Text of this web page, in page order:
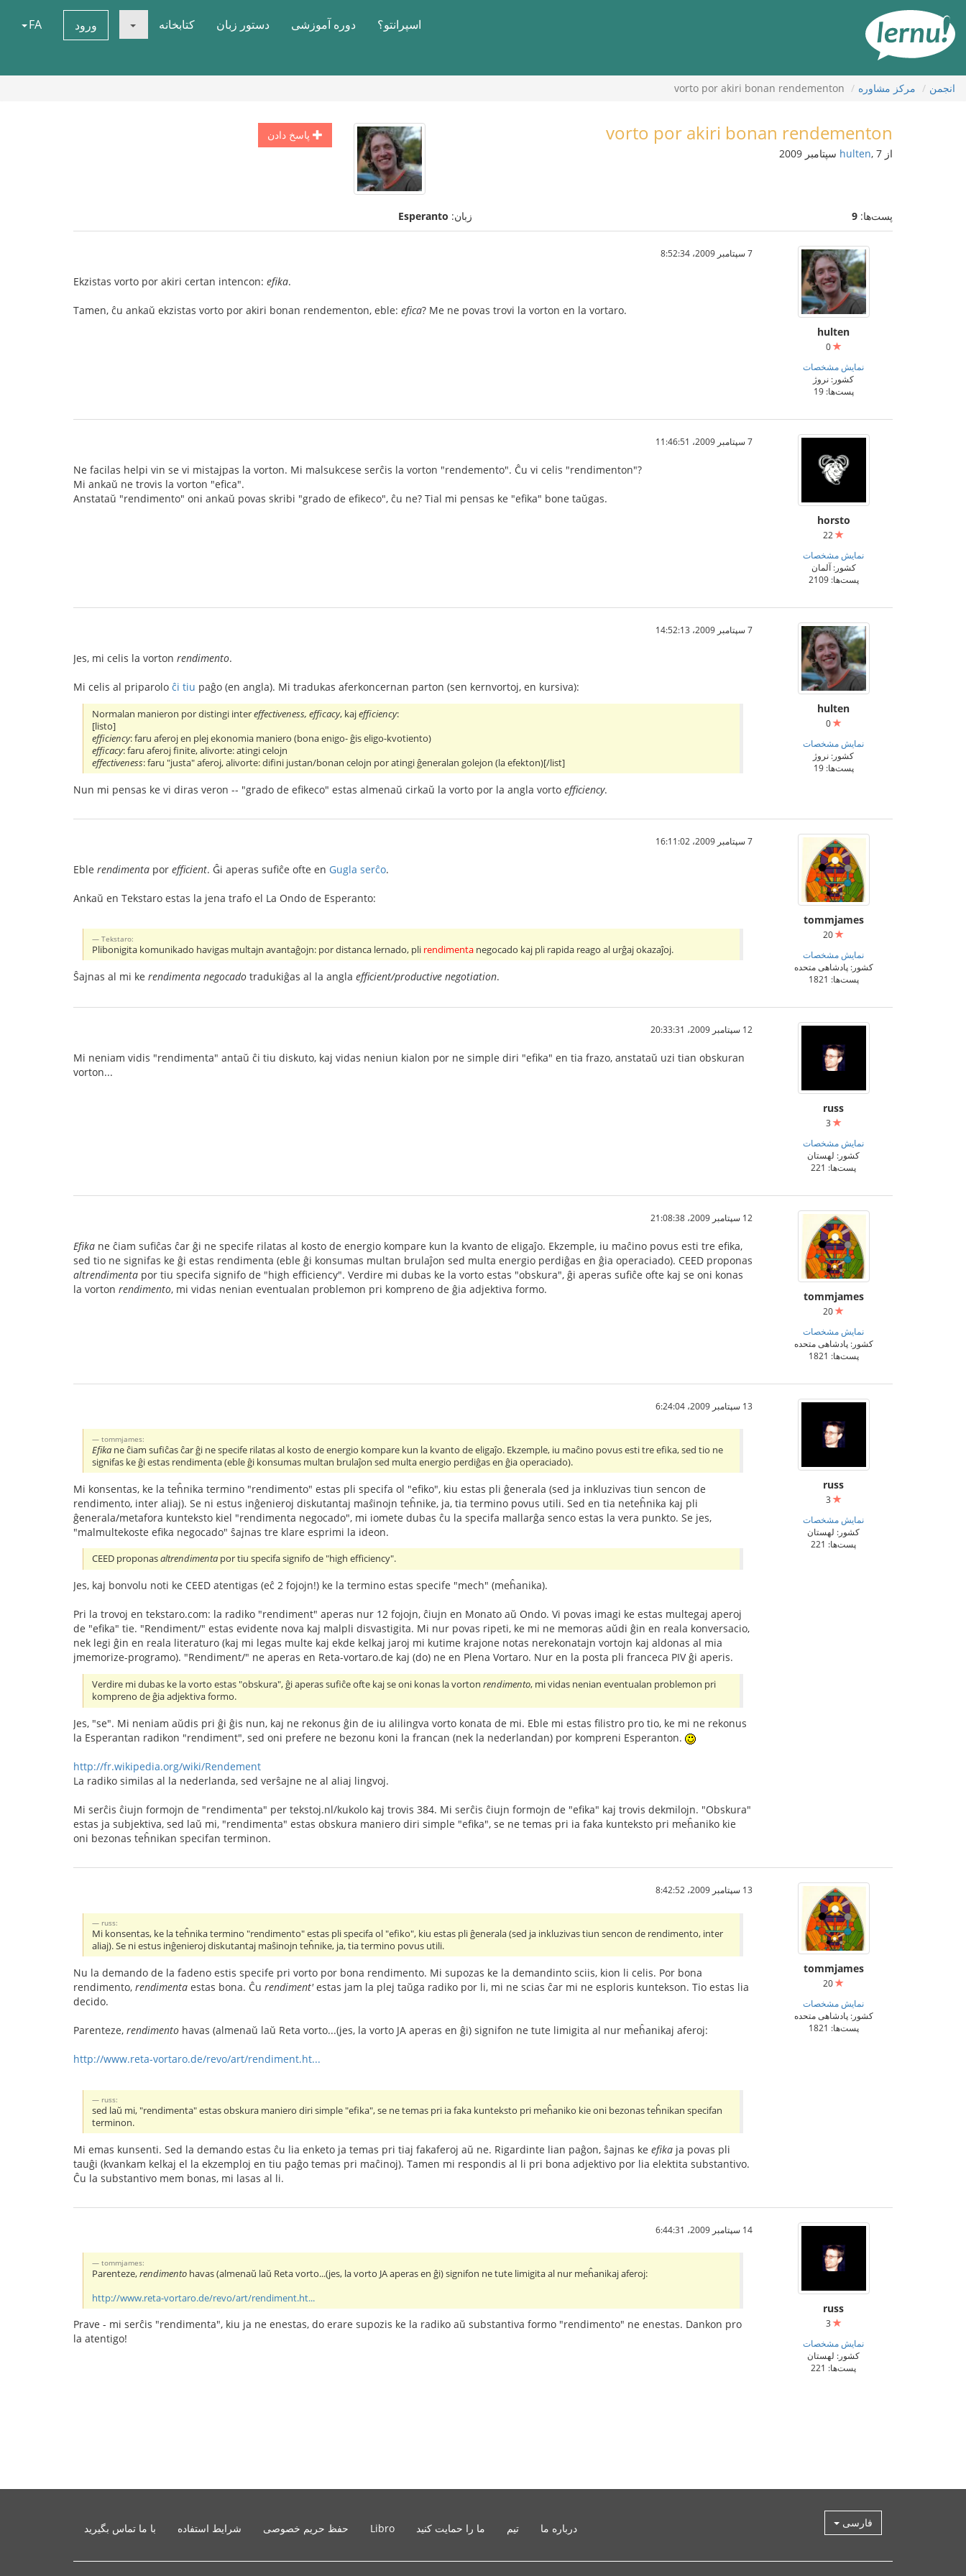
محتوا
اسپرانتو؟ دوره آموزشی دستور زبان کتابخانه ورود FA
انجمن مركز مشاوره vorto por akiri bonan rendementon
پاسخ دادن vorto por akiri bonan rendementon
از hulten, 7 سپتامبر 2009
پست‌ها: 9 زبان: Esperanto
hulten
0
نمایش مشخصات
کشور: نروژ
پست‌ها: 19
7 سپتامبر 2009،‏ 8:52:34
Ekzistas vorto por akiri certan intencon: efika.
Tamen, ĉu ankaŭ ekzistas vorto por akiri bonan rendementon, eble: efica? Me ne povas trovi la vorton en la vortaro.
horsto
نمایش مشخصات
کشور: آلمان
پست‌ها: 2109
7 سپتامبر 2009،‏ 11:46:51
Ne facilas helpi vin se vi mistajpas la vorton. Mi malsukcese serĉis la vorton "rendemento". Ĉu vi celis "rendimenton"?
Mi ankaŭ ne trovis la vorton "efica".
Anstataŭ "rendimento" oni ankaŭ povas skribi "grado de efikeco", ĉu ne? Tial mi pensas ke "efika" bone taŭgas.
hulten
0
نمایش مشخصات
کشور: نروژ
پست‌ها: 19
7 سپتامبر 2009،‏ 14:52:13
Jes, mi celis la vorton rendimento.
Mi celis al priparolo ĉi tiu paĝo (en angla). Mi tradukas aferkoncernan parton (sen kernvortoj, en kursiva):
Normalan manieron por distingi intereffectiveness, efficacy, kajefficiency:
[listo]
efficiency: faru aferoj en plej ekonomia maniero (bona enigo- ĝis eligo-kvotiento)
efficacy: faru aferoj finite, alivorte: atingi celojn
effectiveness: faru "justa" aferoj, alivorte: difini justan/bonan celojn por atingi ĝeneralan golejon (la efekton)[/list]
Nun mi pensas ke vi diras veron -- "grado de efikeco" estas almenaŭ cirkaŭ la vorto por la angla vorto efficiency.
tommjames
نمایش مشخصات
کشور: پادشاهی متحده
پست‌ها: 1821
7 سپتامبر 2009،‏ 16:11:02
Eble rendimenta por efficient. Ĝi aperas sufiĉe ofte en Gugla serĉo.
Ankaŭ en Tekstaro estas la jena trafo el La Ondo de Esperanto:
Tekstaro:
Plibonigita komunikado havigas multajn avantaĝojn: por distanca lernado, pli rendimenta negocado kaj pli rapida reago al urĝaj okazaĵoj.
Ŝajnas al mi ke rendimenta negocado tradukiĝas al la angla efficient/productive negotiation.
russ
نمایش مشخصات
کشور: لهستان
پست‌ها: 221
12 سپتامبر 2009،‏ 20:33:31
Mi neniam vidis "rendimenta" antaŭ ĉi tiu diskuto, kaj vidas neniun kialon por ne simple diri "efika" en tia frazo, anstataŭ uzi tian obskuran
vorton...
tommjames
نمایش مشخصات
کشور: پادشاهی متحده
پست‌ها: 1821
12 سپتامبر 2009،‏ 21:08:38
Efika ne ĉiam sufiĉas ĉar ĝi ne specife rilatas al kosto de energio kompare kun la kvanto de eligaĵo. Ekzemple, iu maĉino povus esti tre efika,
sed tio ne signifas ke ĝi estas rendimenta (eble ĝi konsumas multan brulaĵon sed multa energio perdiĝas en ĝia operaciado). CEED proponas
altrendimenta por tiu specifa signifo de "high efficiency". Verdire mi dubas ke la vorto estas "obskura", ĝi aperas sufiĉe ofte kaj se oni konas
la vorton rendimento, mi vidas nenian eventualan problemon pri kompreno de ĝia adjektiva formo.
russ
نمایش مشخصات
کشور: لهستان
پست‌ها: 221
13 سپتامبر 2009،‏ 6:24:04
tommjames:
Efika ne ĉiam sufiĉas ĉar ĝi ne specife rilatas al kosto de energio kompare kun la kvanto de eligaĵo. Ekzemple, iu maĉino povus esti tre efika, sed tio ne
signifas ke ĝi estas rendimenta (eble ĝi konsumas multan brulaĵon sed multa energio perdiĝas en ĝia operaciado).
Mi konsentas, ke la teĥnika termino "rendimento" estas pli specifa ol "efiko", kiu estas pli ĝenerala (sed ja inkluzivas tiun sencon de
rendimento, inter aliaj). Se ni estus inĝenieroj diskutantaj maŝinojn teĥnike, ja, tia termino povus utili. Sed en tia neteĥnika kaj pli
ĝenerala/metafora kunteksto kiel "rendimenta negocado", mi iomete dubas ĉu la specifa mallarĝa senco estas la vera punkto. Se jes,
"malmultekoste efika negocado" ŝajnas tre klare esprimi la ideon.
CEED proponasaltrendimenta por tiu specifa signifo de "high efficiency".
Jes, kaj bonvolu noti ke CEED atentigas (eĉ 2 fojojn!) ke la termino estas specife "mech" (meĥanika).
Pri la trovoj en tekstaro.com: la radiko "rendiment" aperas nur 12 fojojn, ĉiujn en Monato aŭ Ondo. Vi povas imagi ke estas multegaj aperoj
de "efika" tie. "Rendiment/" estas evidente nova kaj malpli disvastigita. Mi nur povas ripeti, ke mi ne memoras aŭdi ĝin en reala konversacio,
nek legi ĝin en reala literaturo (kaj mi legas multe kaj ekde kelkaj jaroj mi kutime krajone notas nerekonatajn vortojn kaj aldonas al mia
jmemorize-programo). "Rendiment/" ne aperas en Reta-vortaro.de kaj (do) ne en Plena Vortaro. Nur en la posta pli franceca PIV ĝi aperis.
Verdire mi dubas ke la vorto estas "obskura", ĝi aperas sufiĉe ofte kaj se oni konas la vortonrendimento, mi vidas nenian eventualan problemon pri
kompreno de ĝia adjektiva formo.
Jes, "se". Mi neniam aŭdis pri ĝi ĝis nun, kaj ne rekonus ĝin de iu alilingva vorto konata de mi. Eble mi estas filistro pro tio, ke mi ne rekonus
la Esperantan radikon "rendiment", sed oni prefere ne bezonu koni la francan (nek la nederlandan) por kompreni Esperanton.
http://fr.wikipedia.org/wiki/Rendement
La radiko similas al la nederlanda, sed verŝajne ne al aliaj lingvoj.
Mi serĉis ĉiujn formojn de "rendimenta" per tekstoj.nl/kukolo kaj trovis 384. Mi serĉis ĉiujn formojn de "efika" kaj trovis dekmilojn. "Obskura"
estas ja subjektiva, sed laŭ mi, "rendimenta" estas obskura maniero diri simple "efika", se ne temas pri ia faka kunteksto pri meĥaniko kie
oni bezonas teĥnikan specifan terminon.
tommjames
نمایش مشخصات
کشور: پادشاهی متحده
پست‌ها: 1821
13 سپتامبر 2009،‏ 8:42:52
russ:
Mi konsentas, ke la teĥnika termino "rendimento" estas pli specifa ol "efiko", kiu estas pli ĝenerala (sed ja inkluzivas tiun sencon de rendimento, inter
aliaj). Se ni estus inĝenieroj diskutantaj maŝinojn teĥnike, ja, tia termino povus utili.
Nu la demando de la fadeno estis specife pri vorto por bona rendimento. Mi supozas ke la demandinto sciis, kion li celis. Por bona
rendimento, rendimenta estas bona. Ĉu rendiment'estas jam la plej taŭga radiko por li, mi ne scias ĉar mi ne esploris kuntekson. Tio estas lia
decido.
Parenteze, rendimento havas (almenaŭ laŭ Reta vorto...(jes, la vorto JA aperas en ĝi) signifon ne tute limigita al nur meĥanikaj aferoj:
http://www.reta-vortaro.de/revo/art/rendiment.ht...
russ:
sed laŭ mi, "rendimenta" estas obskura maniero diri simple "efika", se ne temas pri ia faka kunteksto pri meĥaniko kie oni bezonas teĥnikan specifan
terminon.
Mi emas kunsenti. Sed la demando estas ĉu lia enketo ja temas pri tiaj fakaferoj aŭ ne. Rigardinte lian paĝon, ŝajnas ke efika ja povas pli
tauĝi (kvankam kelkaj el la ekzemploj en tiu paĝo temas pri maĉinoj). Tamen mi respondis al li pri bona adjektivo por lia elektita substantivo.
Ĉu la substantivo mem bonas, mi lasas al li.
russ
نمایش مشخصات
کشور: لهستان
پست‌ها: 221
14 سپتامبر 2009،‏ 6:44:31
tommjames:
Parenteze,rendimento havas (almenaŭ laŭ Reta vorto...(jes, la vorto JA aperas en ĝi) signifon ne tute limigita al nur meĥanikaj aferoj:
http://www.reta-vortaro.de/revo/art/rendiment.ht...
Prave - mi serĉis "rendimenta", kiu ja ne enestas, do erare supozis ke la radiko aŭ substantiva formo "rendimento" ne enestas. Dankon pro
la atentigo!
فارسی درباره ما تیم ما را حمایت کنید Libro حفظ حریم خصوصی شرایط استفاده با ما تماس بگیرید